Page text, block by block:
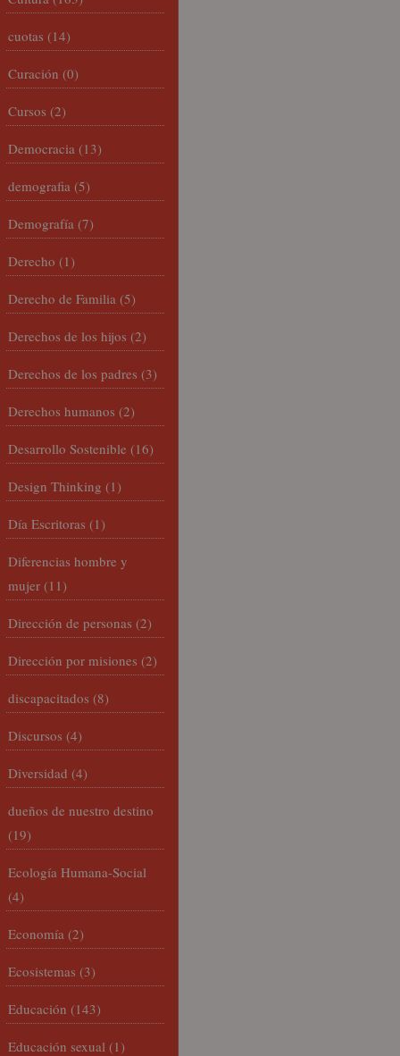
cuotas (14)
Curación (0)
Cursos (2)
Democracia (13)
demografia (5)
Demografía (7)
Derecho (1)
Derecho de Familia (5)
Derechos de los hijos (2)
Derechos de los padres (3)
Derechos humanos (2)
Desarrollo Sostenible (16)
Design Thinking (1)
Día Escritoras (1)
Diferencias hombre y
mujer (11)
Dirección de personas (2)
Dirección por misiones (2)
discapacitados (8)
Discursos (4)
Diversidad (4)
dueños de nuestro destino
(19)
Ecología Humana-Social
(4)
Economía (2)
Ecosistemas (3)
Educación (143)
Educación sexual (1)